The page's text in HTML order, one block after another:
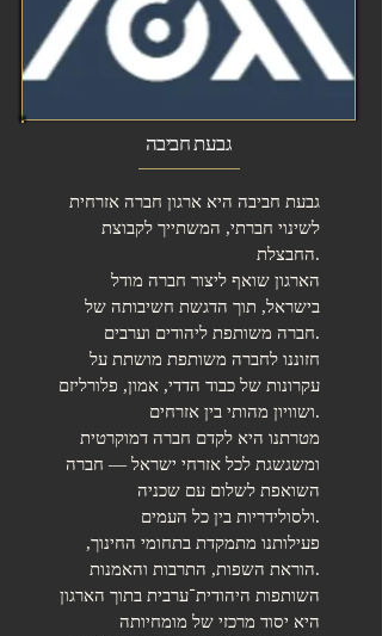
גבעת חביבה
גבעת חביבה היא ארגון חברה אזרחית
לשינוי חברתי, המשתייך לקבוצת
החבצלת.
הארגון שואף ליצור חברה מודל
בישראל, תוך הדגשת חשיבותה של
חברה משותפת ליהודים וערבים.
חזוננו לחברה משותפת מושתת על
עקרונות של כבוד הדדי, אמון, פלורליזם
ושוויון מהותי בין אזרחים.
מטרתנו היא לקדם חברה דמוקרטית
ומשגשגת לכל אזרחי ישראל — חברה
השואפת לשלום עם שכניה
ולסולידריות בין כל העמים.
פעילותנו מתמקדת בתחומי החינוך,
הוראת השפות, התרבות והאמנות.
השותפות היהודית־ערבית בתוך הארגון
היא יסוד מרכזי של מומחיותה